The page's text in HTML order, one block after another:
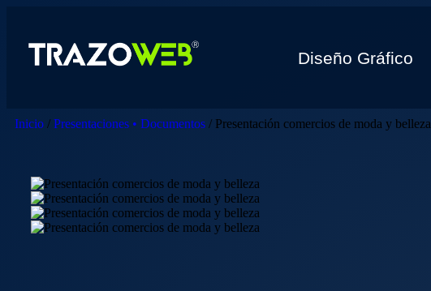
Diseño Gráfico
Inicio / Presentaciones • Documentos / Presentación comercios de moda y belleza